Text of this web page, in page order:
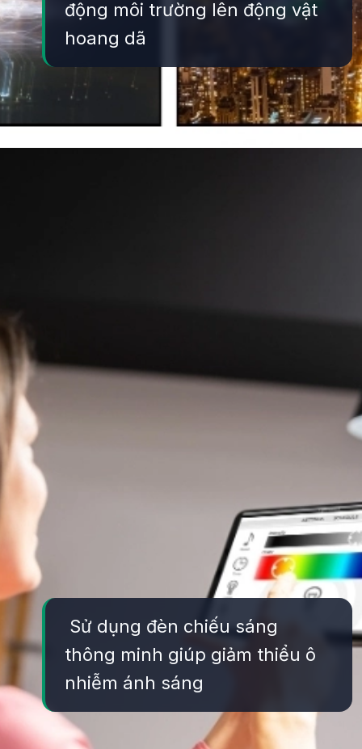
động môi trường lên động vật
hoang dã
Sử dụng đèn chiếu sáng
thông minh giúp giảm thiểu ô
nhiễm ánh sáng